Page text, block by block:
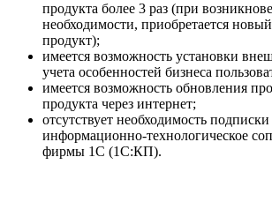
продукта более 3 раз (при
необходимости, приобретается
продукт);
имеется возможность установки
учета особенностей бизнеса
имеется возможность обновления
продукта через интернет;
отсутствует необходимость подписки
информационно-технологическое
фирмы 1С (1С:КП).